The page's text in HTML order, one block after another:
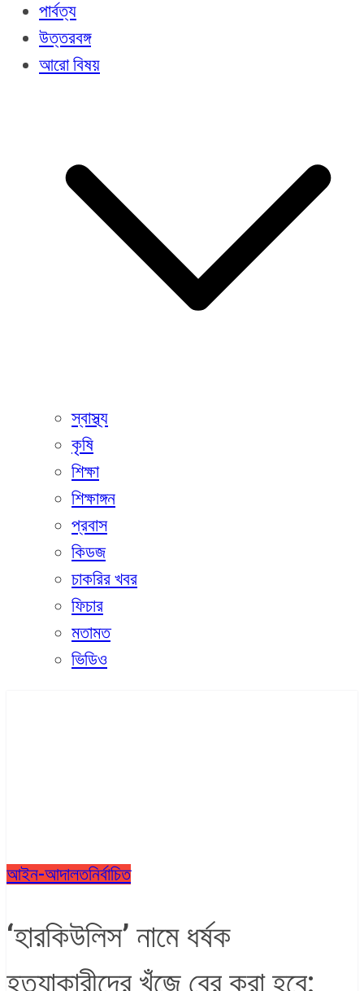
পার্বত্য
উত্তরবঙ্গ
আরো বিষয়
স্বাস্থ্য
কৃষি
শিক্ষা
শিক্ষাঙ্গন
প্রবাস
কিডজ
চাকরির খবর
ফিচার
মতামত
ভিডিও
আইন-আদালতনির্বাচিত
‘হারকিউলিস’ নামে ধর্ষক
হত্যাকারীদের খুঁজে বের করা হবে: